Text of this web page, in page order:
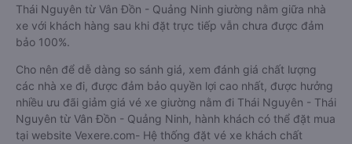
Thái Nguyên từ Vân Đồn - Quảng Ninh giường nằm giữa nhà
xe với khách hàng sau khi đặt trực tiếp vẫn chưa được đảm
bảo 100%.
Cho nên để dễ dàng so sánh giá, xem đánh giá chất lượng
các nhà xe đi, được đảm bảo quyền lợi cao nhất, được hưởng
nhiều ưu đãi giảm giá vé xe giường nằm đi Thái Nguyên - Thái
Nguyên từ Vân Đồn - Quảng Ninh, hành khách có thể đặt mua
tại website Vexere.com- Hệ thống đặt vé xe khách chất